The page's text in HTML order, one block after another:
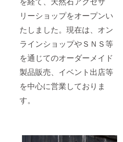
リーショップをオープンい
たしました。現在は、オン
ラインショップやＳＮＳ等
を通じてのオーダーメイド
製品販売、イベント出店等
を中心に営業しておりま
す。